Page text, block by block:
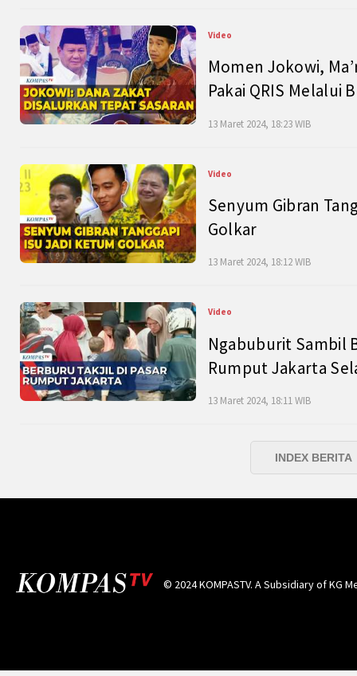
Video
Momen Jokowi,
Pakai QRIS Melalui
13 Maret 2024, 18:23 WIB
Video
Senyum Gibran
Golkar
13 Maret 2024, 18:12 WIB
Video
Ngabuburit Sambil
Rumput Jakarta
13 Maret 2024, 18:11 WIB
INDEX BERITA
© 2024 KOMPASTV. A Subsidiary ofKG